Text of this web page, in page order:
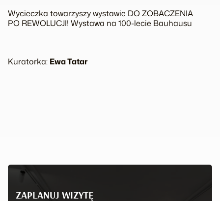
Wycieczka towarzyszy wystawie DO ZOBACZENIA
PO REWOLUCJI! Wystawa na 100-lecie Bauhausu
Kuratorka: Ewa Tatar
ZAPLANUJ WIZYTĘ